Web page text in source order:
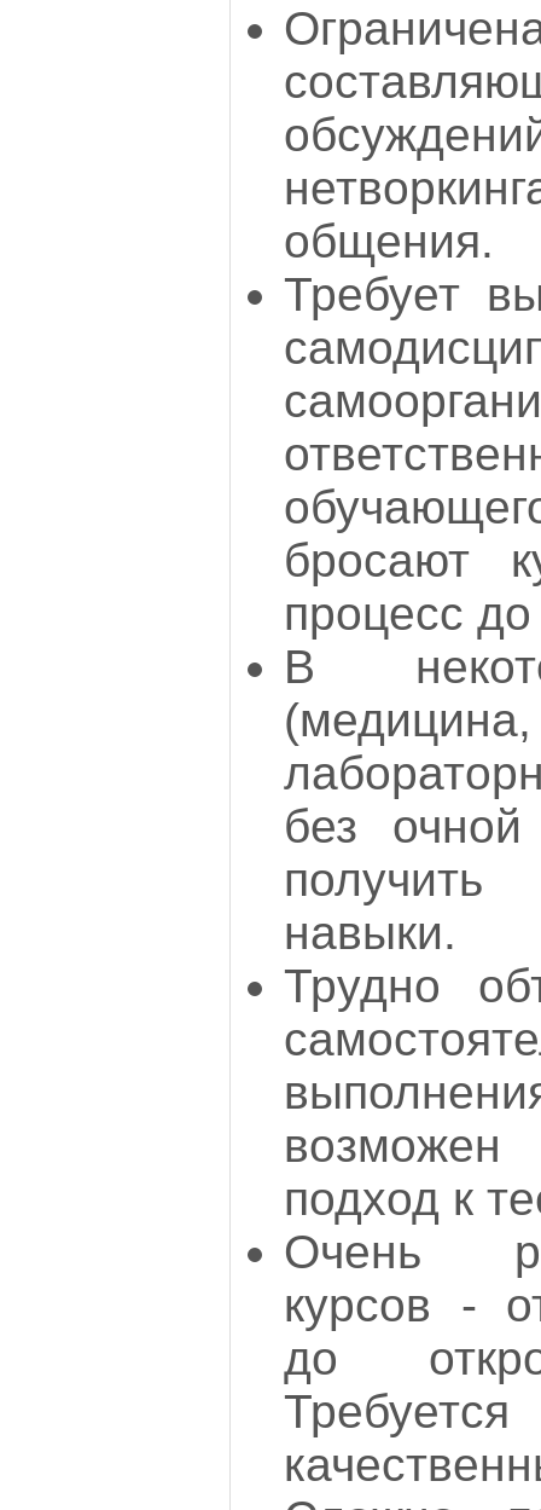
общения.
Требует
бросают
процесс
В
без очной
навыки.
Трудно
подход к
Очень
курсов -
до